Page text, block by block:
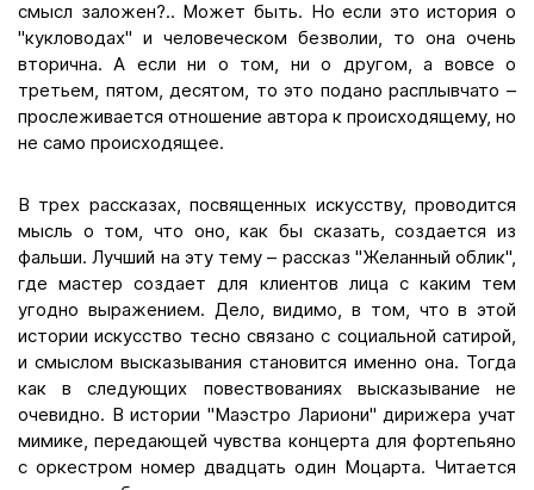
смысл заложен?.. Может быть. Но если это история о
"кукловодах" и человеческом безволии, то она очень
вторична. А если ни о том, ни о другом, а вовсе о
третьем, пятом, десятом, то это подано расплывчато –
прослеживается отношение автора к происходящему, но
не само происходящее.
В трех рассказах, посвященных искусству, проводится
мысль о том, что оно, как бы сказать, создается из
фальши. Лучший на эту тему – рассказ "Желанный облик",
где мастер создает для клиентов лица с каким тем
угодно выражением. Дело, видимо, в том, что в этой
истории искусство тесно связано с социальной сатирой,
и смыслом высказывания становится именно она. Тогда
как в следующих повествованиях высказывание не
очевидно. В истории "Маэстро Лариони" дирижера учат
мимике, передающей чувства концерта для фортепьяно
с оркестром номер двадцать один Моцарта. Читается